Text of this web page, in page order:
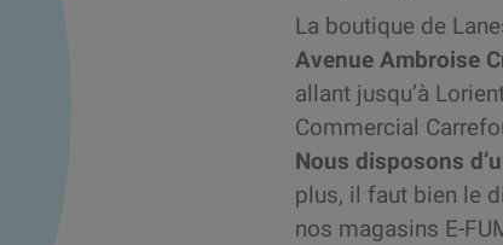
La boutique de
Avenue Ambroise
allant jusqu’à
Commercial
Nous disposons
plus, il faut bien le
nos magasins E-